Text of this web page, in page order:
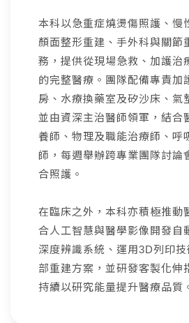
本科以急重症燒燙傷照護、慢
顏面整形重建、手外科與關節
務，提供從現場急救、加護治
的完整醫療。團隊配備專責加
房、水療換藥室及矽沙床、氣
並由資深主治醫師領軍，結合
養師、物理及職能治療師、呼
師，每週舉辦跨專業團隊討論
合照護。
在臨床之外，本科亦積極推動
合人工智慧與醫學影像開發自
深度辨識系統、運用3D列印
部重建方案，並研發客製化伸
持續以研究能量提升醫療品質